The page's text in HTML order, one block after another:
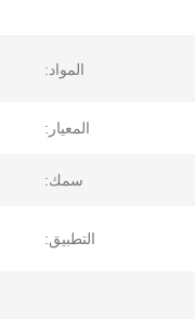
المواد:
المعيار:
سمك:
التطبيق: